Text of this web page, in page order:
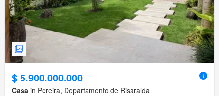
$ 5.900.000.000
Casa in Pereira, Departamento de Risaralda